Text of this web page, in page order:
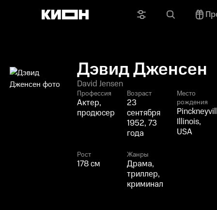
Дэвид Дженсен
David Jensen
Профессия
Актер,
продюсер
Возраст
23
сентября
1952, 73
года
Место
рождения
Illinois,
USA
Рост
178 см
Жанры
Драма,
триллер,
криминал